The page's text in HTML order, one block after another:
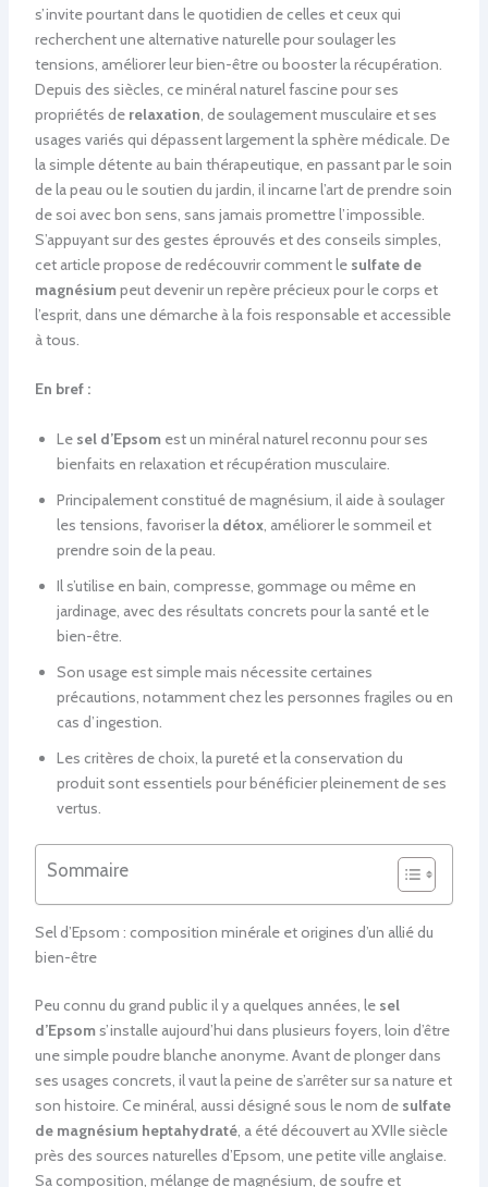
s’invite pourtant dans le quotidien de celles et ceux qui
recherchent une alternative naturelle pour soulager les
tensions, améliorer leur bien-être ou booster la récupération.
Depuis des siècles, ce minéral naturel fascine pour ses
propriétés de relaxation, de soulagement musculaire et ses
usages variés qui dépassent largement la sphère médicale. De
la simple détente au bain thérapeutique, en passant par le soin
de la peau ou le soutien du jardin, il incarne l’art de prendre soin
de soi avec bon sens, sans jamais promettre l’impossible.
S’appuyant sur des gestes éprouvés et des conseils simples,
cet article propose de redécouvrir comment le sulfate de
magnésiumpeut devenir un repère précieux pour le corps et
l’esprit, dans une démarche à la fois responsable et accessible
à tous.
En bref :
Le sel d’Epsomest un minéral naturel reconnu pour ses
bienfaits en relaxation et récupération musculaire.
Principalement constitué de magnésium, il aide à soulager
les tensions, favoriser la détox, améliorer le sommeil et
prendre soin de la peau.
Il s’utilise en bain, compresse, gommage ou même en
jardinage, avec des résultats concrets pour la santé et le
bien-être.
Son usage est simple mais nécessite certaines
précautions, notamment chez les personnes fragiles ou en
cas d’ingestion.
Les critères de choix, la pureté et la conservation du
produit sont essentiels pour bénéficier pleinement de ses
vertus.
Sommaire
Sel d’Epsom : composition minérale et origines d’un allié du
bien-être
Peu connu du grand public il y a quelques années, le sel
d’Epsoms’installe aujourd’hui dans plusieurs foyers, loin d’être
une simple poudre blanche anonyme. Avant de plonger dans
ses usages concrets, il vaut la peine de s’arrêter sur sa nature et
son histoire. Ce minéral, aussi désigné sous le nom de sulfate
de magnésium heptahydraté, a été découvert au XVIIe siècle
près des sources naturelles d’Epsom, une petite ville anglaise.
Sa composition, mélange de magnésium, de soufre et